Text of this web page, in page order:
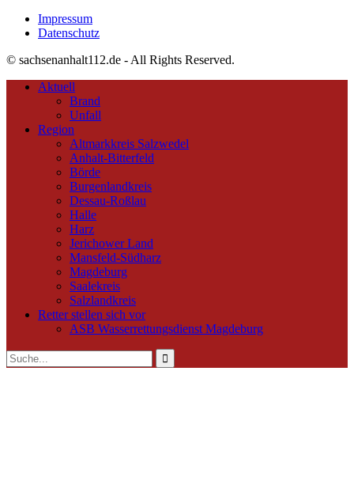
Impressum
Datenschutz
© sachsenanhalt112.de - All Rights Reserved.
Aktuell
Brand
Unfall
Region
Altmarkkreis Salzwedel
Anhalt-Bitterfeld
Börde
Burgenlandkreis
Dessau-Roßlau
Halle
Harz
Jerichower Land
Mansfeld-Südharz
Magdeburg
Saalekreis
Salzlandkreis
Retter stellen sich vor
ASB Wasserrettungsdienst Magdeburg